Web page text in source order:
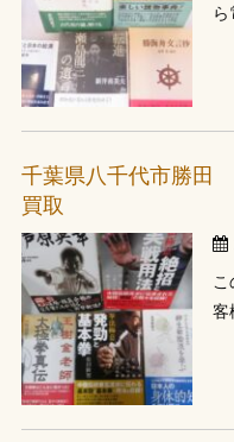
お
千葉県八千代市勝
買取
こ
客
本